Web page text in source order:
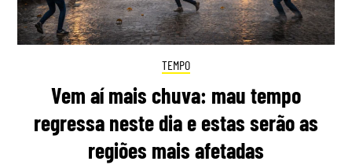
TEMPO
Vem aí mais chuva: mau tempo
regressa neste dia e estas serão as
regiões mais afetadas